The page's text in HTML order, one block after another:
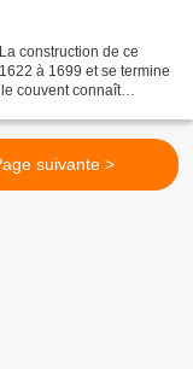
construction de ce
à 1699 et se termine
couvent connaît
suivante >